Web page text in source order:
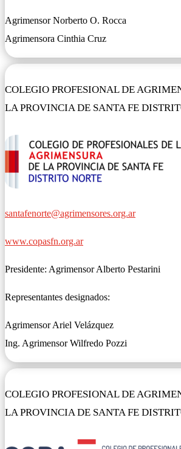
Agrimensor Norberto O. Rocca
Agrimensora Cinthia Cruz
COLEGIO PROFESIONAL DE
LA PROVINCIA DE SANTA FE
santafenorte@agrimensores.org.ar
www.copasfn.org.ar
Presidente: Agrimensor Alberto Pestarini
Representantes designados:
Agrimensor Ariel Velázquez
Ing. Agrimensor Wilfredo Pozzi
COLEGIO PROFESIONAL DE
LA PROVINCIA DE SANTA FE